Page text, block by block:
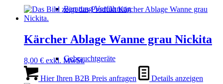
Beratung Vorführung
Gebrauchtgeräte
Kärcher Ablage Wanne grau Nickita
8,00 € exkl. MwSt.
Hier Ihren B2B Preis anfragen Details anzeigen